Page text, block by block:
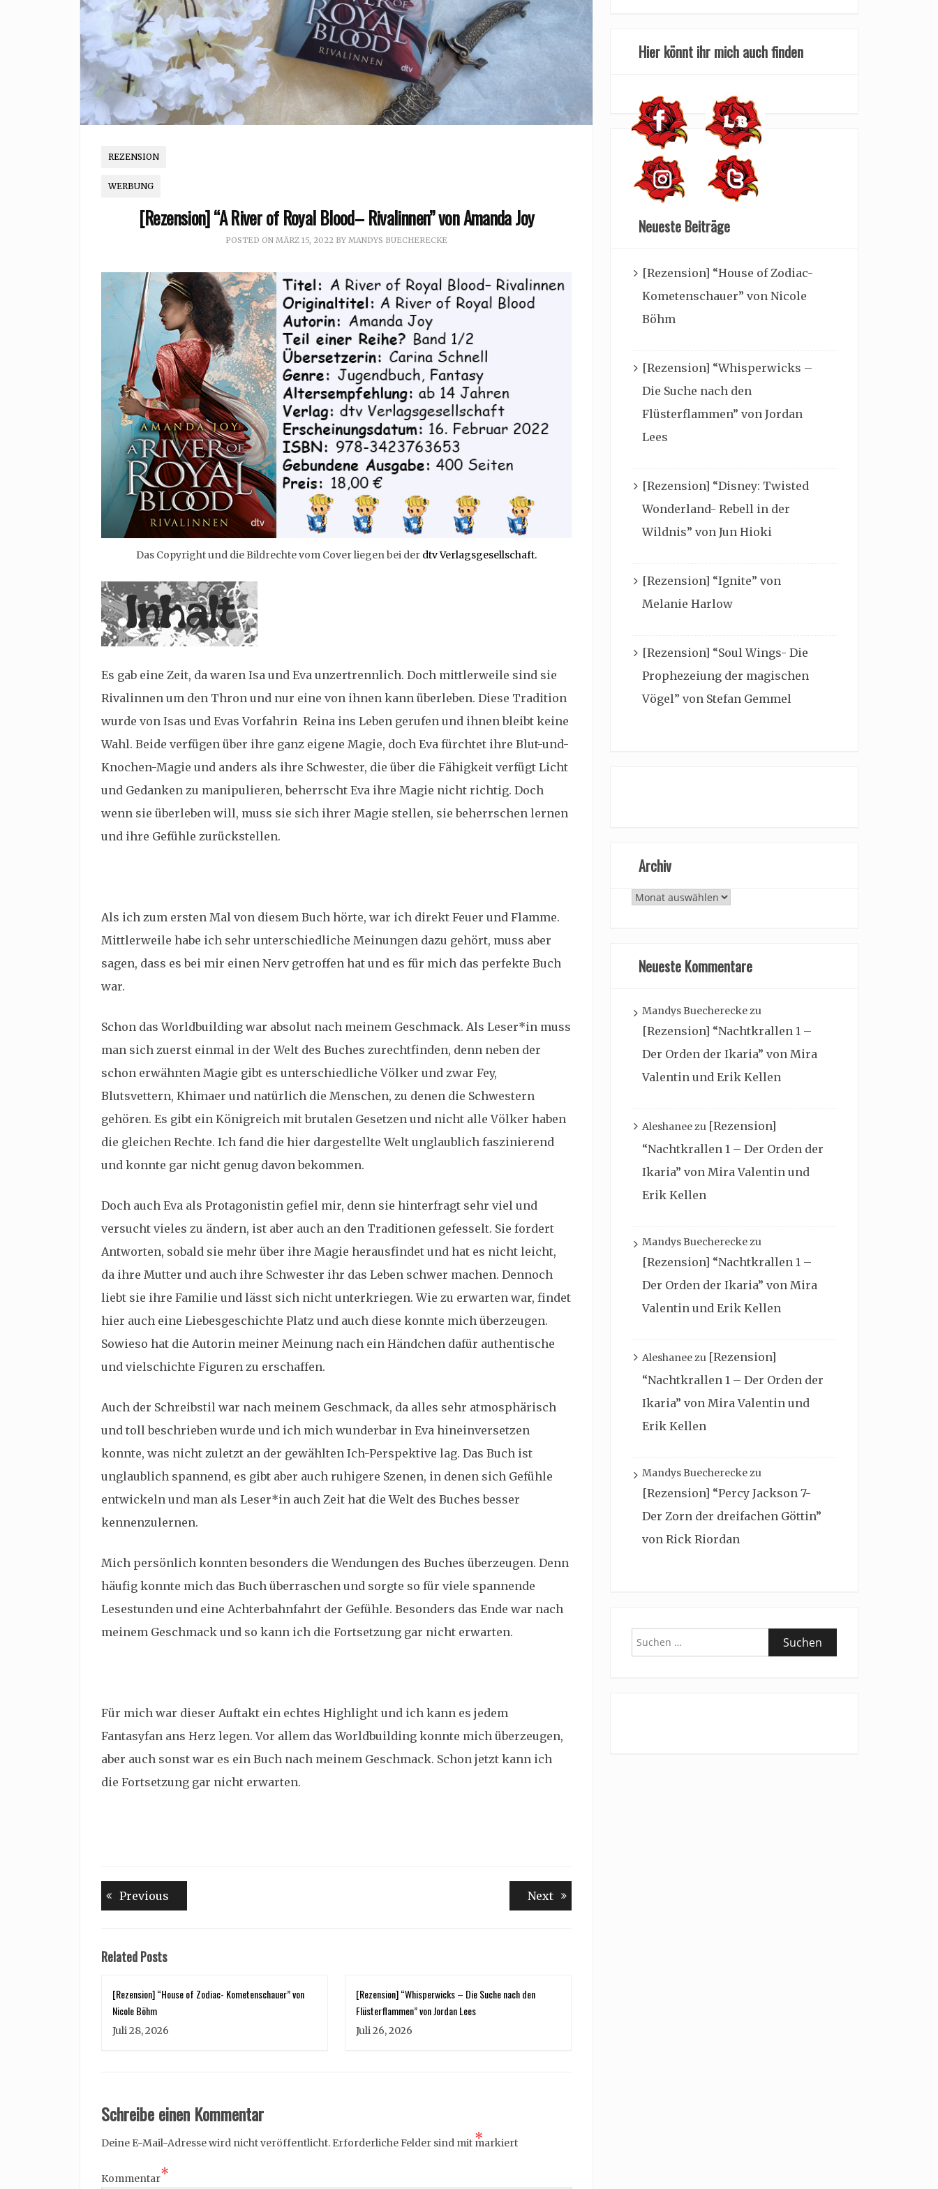
REZENSION
WERBUNG
[Rezension] “A River of Royal Blood– Rivalinnen” von Amanda Joy
POSTED ON MÄRZ 15, 2022 BY MANDYS BUECHERECKE
Das Copyright und die Bildrechte vom Cover liegen bei der dtv Verlagsgesellschaft.
Es gab eine Zeit, da waren Isa und Eva unzertrennlich. Doch mittlerweile sind sie
Rivalinnen um den Thron und nur eine von ihnen kann überleben. Diese Tradition
wurde von Isas und Evas Vorfahrin Reina ins Leben gerufen und ihnen bleibt keine
Wahl. Beide verfügen über ihre ganz eigene Magie, doch Eva fürchtet ihre Blut-und-
Knochen-Magie und anders als ihre Schwester, die über die Fähigkeit verfügt Licht
und Gedanken zu manipulieren, beherrscht Eva ihre Magie nicht richtig. Doch
wenn sie überleben will, muss sie sich ihrer Magie stellen, sie beherrschen lernen
und ihre Gefühle zurückstellen.
Als ich zum ersten Mal von diesem Buch hörte, war ich direkt Feuer und Flamme.
Mittlerweile habe ich sehr unterschiedliche Meinungen dazu gehört, muss aber
sagen, dass es bei mir einen Nerv getroffen hat und es für mich das perfekte Buch
war.
Schon das Worldbuilding war absolut nach meinem Geschmack. Als Leser*in muss
man sich zuerst einmal in der Welt des Buches zurechtfinden, denn neben der
schon erwähnten Magie gibt es unterschiedliche Völker und zwar Fey,
Blutsvettern, Khimaer und natürlich die Menschen, zu denen die Schwestern
gehören. Es gibt ein Königreich mit brutalen Gesetzen und nicht alle Völker haben
die gleichen Rechte. Ich fand die hier dargestellte Welt unglaublich faszinierend
und konnte gar nicht genug davon bekommen.
Doch auch Eva als Protagonistin gefiel mir, denn sie hinterfragt sehr viel und
versucht vieles zu ändern, ist aber auch an den Traditionen gefesselt. Sie fordert
Antworten, sobald sie mehr über ihre Magie herausfindet und hat es nicht leicht,
da ihre Mutter und auch ihre Schwester ihr das Leben schwer machen. Dennoch
liebt sie ihre Familie und lässt sich nicht unterkriegen. Wie zu erwarten war, findet
hier auch eine Liebesgeschichte Platz und auch diese konnte mich überzeugen.
Sowieso hat die Autorin meiner Meinung nach ein Händchen dafür authentische
und vielschichte Figuren zu erschaffen.
Auch der Schreibstil war nach meinem Geschmack, da alles sehr atmosphärisch
und toll beschrieben wurde und ich mich wunderbar in Eva hineinversetzen
konnte, was nicht zuletzt an der gewählten Ich-Perspektive lag. Das Buch ist
unglaublich spannend, es gibt aber auch ruhigere Szenen, in denen sich Gefühle
entwickeln und man als Leser*in auch Zeit hat die Welt des Buches besser
kennenzulernen.
Mich persönlich konnten besonders die Wendungen des Buches überzeugen. Denn
häufig konnte mich das Buch überraschen und sorgte so für viele spannende
Lesestunden und eine Achterbahnfahrt der Gefühle. Besonders das Ende war nach
meinem Geschmack und so kann ich die Fortsetzung gar nicht erwarten.
Für mich war dieser Auftakt ein echtes Highlight und ich kann es jedem
Fantasyfan ans Herz legen. Vor allem das Worldbuilding konnte mich überzeugen,
aber auch sonst war es ein Buch nach meinem Geschmack. Schon jetzt kann ich
die Fortsetzung gar nicht erwarten.
Beitragsnavigation
Previous NextNext
Related Posts
[Rezension] “House of Zodiac- Kometenschauer” von
Nicole Böhm
Juli 28, 2026
[Rezension] “Whisperwicks – Die Suche nach den
Flüsterflammen” von Jordan Lees
Juli 26, 2026
Schreibe einen Kommentar
Deine E-Mail-Adresse wird nicht veröffentlicht. Erforderliche Felder sind mit *
markiert
Kommentar*
Hier könnt ihr mich auch finden
Neueste Beiträge
[Rezension] “House of Zodiac-
Kometenschauer” von Nicole
Böhm
[Rezension] “Whisperwicks –
Die Suche nach den
Flüsterflammen” von Jordan
Lees
[Rezension] “Disney: Twisted
Wonderland- Rebell in der
Wildnis” von Jun Hioki
[Rezension] “Ignite” von
Melanie Harlow
[Rezension] “Soul Wings- Die
Prophezeiung der magischen
Vögel” von Stefan Gemmel
Archiv
Archiv
Neueste Kommentare
Mandys Buechereckezu
[Rezension] “Nachtkrallen 1 –
Der Orden der Ikaria” von Mira
Valentin und Erik Kellen
Aleshaneezu [Rezension]
“Nachtkrallen 1 – Der Orden der
Ikaria” von Mira Valentin und
Erik Kellen
Mandys Buechereckezu
[Rezension] “Nachtkrallen 1 –
Der Orden der Ikaria” von Mira
Valentin und Erik Kellen
Aleshaneezu [Rezension]
“Nachtkrallen 1 – Der Orden der
Ikaria” von Mira Valentin und
Erik Kellen
Mandys Buechereckezu
[Rezension] “Percy Jackson 7-
Der Zorn der dreifachen Göttin”
von Rick Riordan
Suchen
nach: